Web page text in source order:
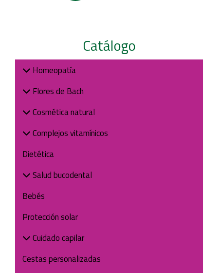
Catálogo
Homeopatía
Flores de Bach
Cosmética natural
Complejos vitamínicos
Dietética
Salud bucodental
Bebés
Protección solar
Cuidado capilar
Cestas personalizadas